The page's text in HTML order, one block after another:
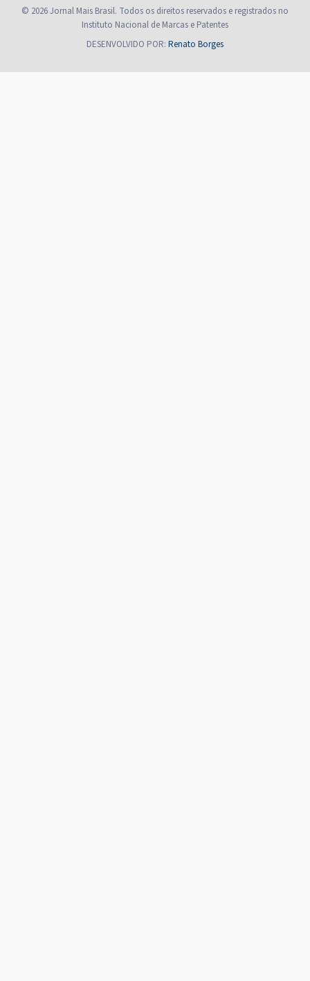
© 2026 Jornal Mais Brasil. Todos os direitos reservados e registrados no
Instituto Nacional de Marcas e Patentes
DESENVOLVIDO POR: Renato Borges